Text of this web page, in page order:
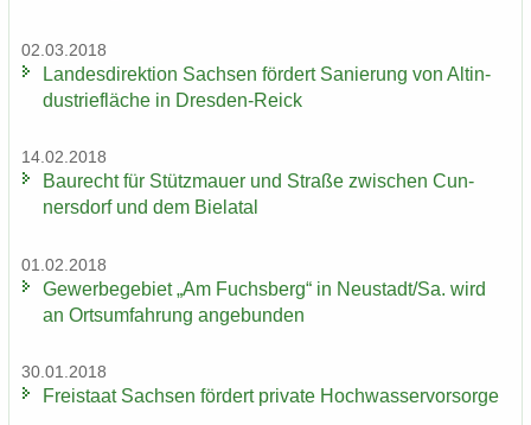
02.03.2018
Lan­des­di­rek­ti­on Sach­sen för­dert Sa­nie­rung von Alt­in­
dus­trie­flä­che in Dresden-​Reick
14.02.2018
Bau­recht für Stütz­mau­er und Stra­ße zwi­schen Cun­
ners­dorf und dem Bie­la­tal
01.02.2018
Ge­wer­be­ge­biet „Am Fuchs­berg“ in Neu­stadt/Sa. wird
an Orts­um­fah­rung an­ge­bun­den
30.01.2018
Frei­staat Sach­sen för­dert pri­va­te Hoch­was­ser­vor­sor­ge